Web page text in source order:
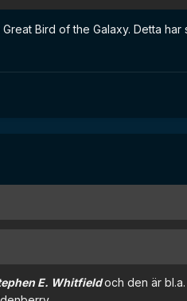
Bird of the Galaxy. Detta
E. Whitfieldoch den är